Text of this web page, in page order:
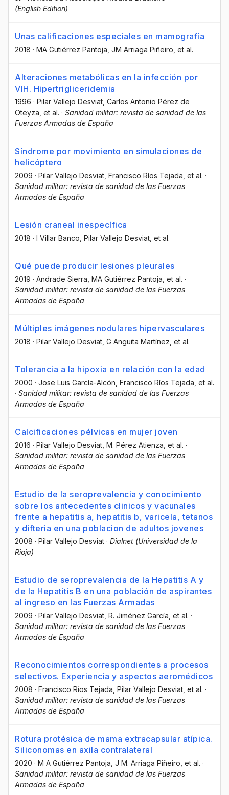
(English Edition)
Unas calificaciones especiales en mamografía
2018 · MA Gutiérrez Pantoja , JM Arriaga Piñeiro , et al.
Alteraciones metabólicas en la infección por
VIH. Hipertrigliceridemia
1996 · Pilar Vallejo Desviat , Carlos Antonio Pérez de
Oteyza , et al. · Sanidad militar: revista de sanidad de las
Fuerzas Armadas de España
Síndrome por movimiento en simulaciones de
helicóptero
2009 · Pilar Vallejo Desviat , Francisco Ríos Tejada , et al. ·
Sanidad militar: revista de sanidad de las Fuerzas
Armadas de España
Lesión craneal inespecífica
2018 · I Villar Banco , Pilar Vallejo Desviat , et al.
Qué puede producir lesiones pleurales
2019 · Andrade Sierra , MA Gutiérrez Pantoja , et al. ·
Sanidad militar: revista de sanidad de las Fuerzas
Armadas de España
Múltiples imágenes nodulares hipervasculares
2018 · Pilar Vallejo Desviat , G Anguita Martínez , et al.
Tolerancia a la hipoxia en relación con la edad
2000 · Jose Luis García-Alcón , Francisco Ríos Tejada , et al.
· Sanidad militar: revista de sanidad de las Fuerzas
Armadas de España
Calcificaciones pélvicas en mujer joven
2016 · Pilar Vallejo Desviat , M. Pérez Atienza , et al. ·
Sanidad militar: revista de sanidad de las Fuerzas
Armadas de España
Estudio de la seroprevalencia y conocimiento
sobre los antecedentes clinicos y vacunales
frente a hepatitis a, hepatitis b, varicela, tetanos
y difteria en una poblacion de adultos jovenes
2008 · Pilar Vallejo Desviat · Dialnet (Universidad de la
Rioja)
Estudio de seroprevalencia de la Hepatitis A y
de la Hepatitis B en una población de aspirantes
al ingreso en las Fuerzas Armadas
2009 · Pilar Vallejo Desviat , R. Jiménez García , et al. ·
Sanidad militar: revista de sanidad de las Fuerzas
Armadas de España
Reconocimientos correspondientes a procesos
selectivos. Experiencia y aspectos aeromédicos
2008 · Francisco Ríos Tejada , Pilar Vallejo Desviat , et al. ·
Sanidad militar: revista de sanidad de las Fuerzas
Armadas de España
Rotura protésica de mama extracapsular atípica.
Siliconomas en axila contralateral
2020 · M A Gutiérrez Pantoja , J M. Arriaga Piñeiro , et al. ·
Sanidad militar: revista de sanidad de las Fuerzas
Armadas de España